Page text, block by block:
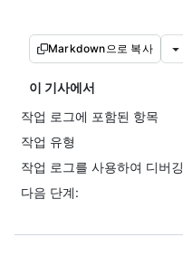
Markdown으로 복사
이 기사에서
작업 로그에 포함된 항목
작업 유형
작업 로그를 사용하여 디버깅
다음 단계: